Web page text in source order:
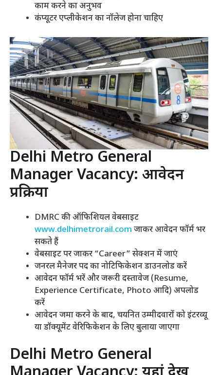
काम करने का अनुभव
कंप्यूटर एप्लीकेशन का नॉलेज होना चाहिए
Delhi Metro General
Manager Vacancy: आवेदन
प्रक्रिया
DMRC की ऑफिशियल वेबसाइट
www.delhimetrorail.com जाकर आवेदन फॉर्म भर
सकते हैं
वेबसाइट पर जाकर “Career” सेक्शन में जाएं
जनरल मैनेजर पद का नोटिफिकेशन डाउनलोड करें
आवेदन फॉर्म भरें और जरूरी दस्तावेज (Resume,
Experience Certificate, Photo आदि) अपलोड
करें
आवेदन जमा करने के बाद, चयनित उम्मीदवारों को इंटरव्यू
या डॉक्यूमेंट वेरिफिकेशन के लिए बुलाया जाएगा
Delhi Metro General